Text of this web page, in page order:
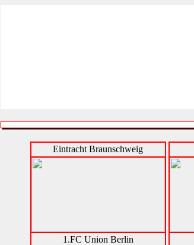
Eintracht Braunschweig
1.FC Union Berlin